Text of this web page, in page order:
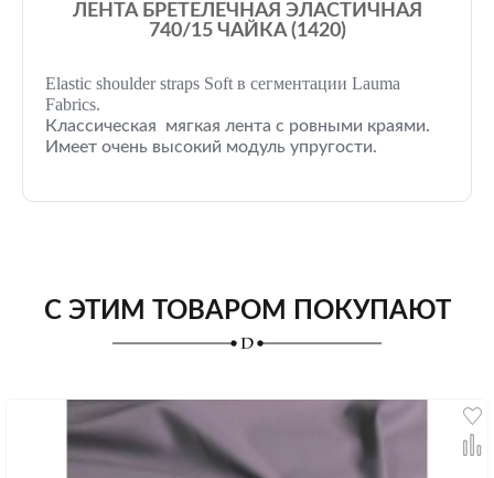
ЛЕНТА БРЕТЕЛЕЧНАЯ ЭЛАСТИЧНАЯ
740/15 ЧАЙКА (1420)
Elastic shoulder straps Soft в сегментации Lauma
Fabrics.
Классическая мягкая лента с ровными краями.
Имеет очень высокий модуль упругости.
С ЭТИМ ТОВАРОМ ПОКУПАЮТ